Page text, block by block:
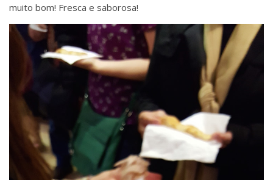
muito bom! Fresca e saborosa!